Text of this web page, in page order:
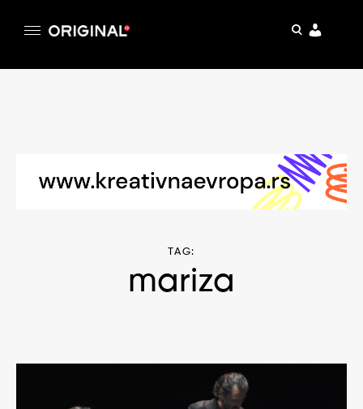
pretraga
TAG:
mariza